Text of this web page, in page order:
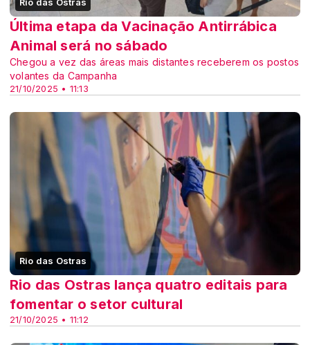
21/10/2025 • 11:13
Última etapa da Vacinação Antirrábica
Animal será no sábado
Chegou a vez das áreas mais distantes receberem os postos
volantes da Campanha
Rio das Ostras
21/10/2025 • 11:12
Rio das Ostras lança quatro editais para
fomentar o setor cultural